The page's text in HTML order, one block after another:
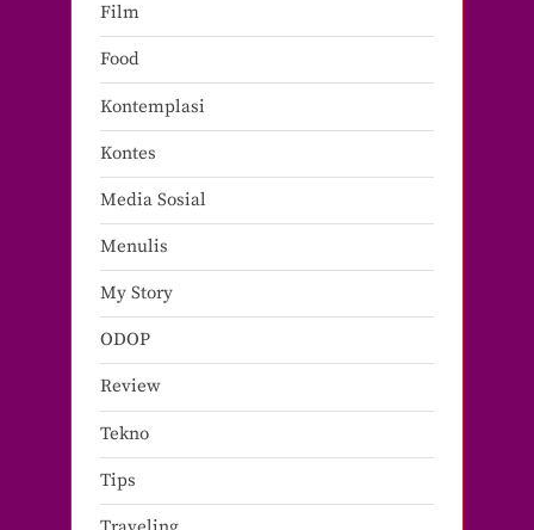
Film
Food
Kontemplasi
Kontes
Media Sosial
Menulis
My Story
ODOP
Review
Tekno
Tips